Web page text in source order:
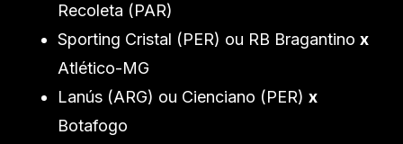
Recoleta (PAR)
Sporting Cristal (PER) ou RB Bragantino x
Atlético-MG
Lanús (ARG) ou Cienciano (PER) x
Botafogo